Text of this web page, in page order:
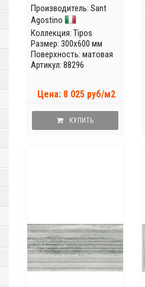
Производитель: Sant
Agostino
Коллекция: Tipos
Размер: 300x600 мм
Поверхность: матовая
Артикул: 88296
Цена: 8 025 руб/м2
КУПИТЬ